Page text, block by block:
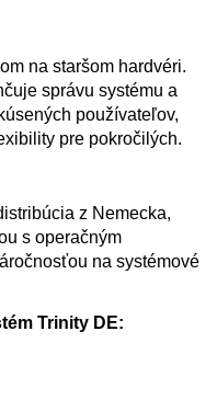
na staršom hardvéri.
správu systému a
používateľov,
pre pokročilých.
z Nemecka,
s operačným
na systémové
Trinity DE: